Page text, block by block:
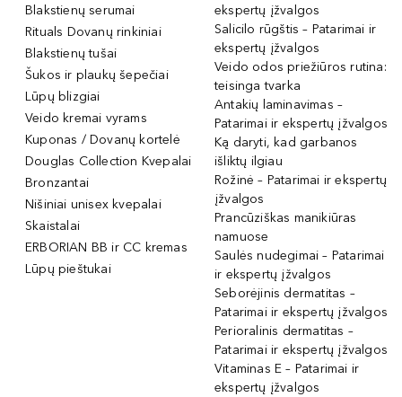
Blakstienų serumai
Rituals Dovanų rinkiniai
Blakstienų tušai
Šukos ir plaukų šepečiai
Lūpų blizgiai
Veido kremai vyrams
Kuponas / Dovanų kortelė
Douglas Collection Kvepalai
Bronzantai
Nišiniai unisex kvepalai
Skaistalai
ERBORIAN BB ir CC kremas
Lūpų pieštukai
ekspertų įžvalgos
Salicilo rūgštis – Patarimai ir
ekspertų įžvalgos
Veido odos priežiūros rutina:
teisinga tvarka
Antakių laminavimas –
Patarimai ir ekspertų įžvalgos
Ką daryti, kad garbanos
išliktų ilgiau
Rožinė – Patarimai ir ekspertų
įžvalgos
Prancūziškas manikiūras
namuose
Saulės nudegimai – Patarimai
ir ekspertų įžvalgos
Seborėjinis dermatitas –
Patarimai ir ekspertų įžvalgos
Perioralinis dermatitas –
Patarimai ir ekspertų įžvalgos
Vitaminas E – Patarimai ir
ekspertų įžvalgos